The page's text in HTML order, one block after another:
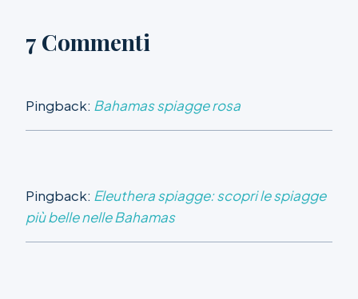
7 Commenti
Pingback: Bahamas spiagge rosa
Pingback: Eleuthera spiagge: scopri le spiagge
più belle nelle Bahamas